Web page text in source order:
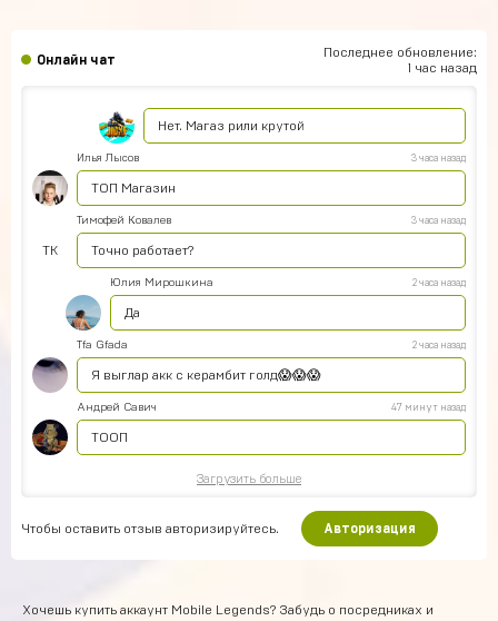
Онлайн чат
Последнее обновление:
1 час назад
Нет. Магаз рили крутой
Илья Лысов 3 часа назад
ТОП Магазин
ТК
Тимофей Ковалев 3 часа назад
Точно работает?
Юлия Мирошкина 2 часа назад
Да
Tfa Gfada 2 часа назад
Я выглар акк с керамбит голд😱😱😱
Андрей Савич 47 минут назад
ТООП
Загрузить больше
Чтобы оставить отзыв авторизируйтесь. Авторизация
Хочешь купить аккаунт Mobile Legends? Забудь о посредниках и